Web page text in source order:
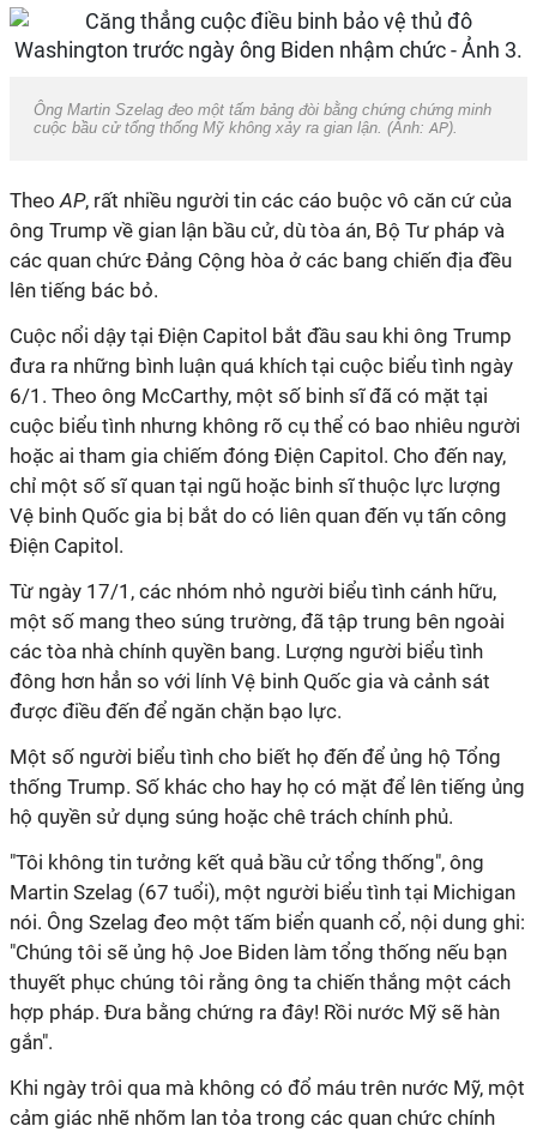
Ông Martin Szelag đeo một tấm bảng đòi bằng chứng chứng minh
cuộc bầu cử tổng thống Mỹ không xảy ra gian lận. (Ảnh:AP).
Theo AP, rất nhiều người tin các cáo buộc vô căn cứ của
ông Trump về gian lận bầu cử, dù tòa án, Bộ Tư pháp và
các quan chức Đảng Cộng hòa ở các bang chiến địa đều
lên tiếng bác bỏ.
Cuộc nổi dậy tại Điện Capitol bắt đầu sau khi ông Trump
đưa ra những bình luận quá khích tại cuộc biểu tình ngày
6/1. Theo ông McCarthy, một số binh sĩ đã có mặt tại
cuộc biểu tình nhưng không rõ cụ thể có bao nhiêu người
hoặc ai tham gia chiếm đóng Điện Capitol. Cho đến nay,
chỉ một số sĩ quan tại ngũ hoặc binh sĩ thuộc lực lượng
Vệ binh Quốc gia bị bắt do có liên quan đến vụ tấn công
Điện Capitol.
Từ ngày 17/1, các nhóm nhỏ người biểu tình cánh hữu,
một số mang theo súng trường, đã tập trung bên ngoài
các tòa nhà chính quyền bang. Lượng người biểu tình
đông hơn hẳn so với lính Vệ binh Quốc gia và cảnh sát
được điều đến để ngăn chặn bạo lực.
Một số người biểu tình cho biết họ đến để ủng hộ Tổng
thống Trump. Số khác cho hay họ có mặt để lên tiếng ủng
hộ quyền sử dụng súng hoặc chê trách chính phủ.
"Tôi không tin tưởng kết quả bầu cử tổng thống", ông
Martin Szelag (67 tuổi), một người biểu tình tại Michigan
nói. Ông Szelag đeo một tấm biển quanh cổ, nội dung ghi:
"Chúng tôi sẽ ủng hộ Joe Biden làm tổng thống nếu bạn
thuyết phục chúng tôi rằng ông ta chiến thắng một cách
hợp pháp. Đưa bằng chứng ra đây! Rồi nước Mỹ sẽ hàn
gắn".
Khi ngày trôi qua mà không có đổ máu trên nước Mỹ, một
cảm giác nhẽ nhõm lan tỏa trong các quan chức chính